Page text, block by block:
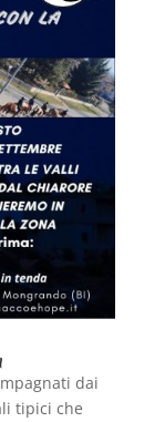
dai
tipici che